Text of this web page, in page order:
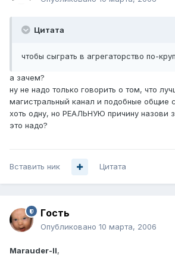
Цитата
чтобы сыграть в агрегаторство по-
а зачем?
ну не надо только говорить о том, что
магистральный канал и подобные общие
хоть одну, но РЕАЛЬНУЮ причину назови
это надо?
Вставить ник Цитата
Гoсть
Опубликовано 10 марта, 2006
Marauder-II,